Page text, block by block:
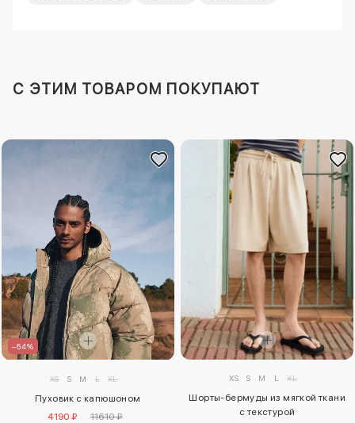
C ЭТИМ ТОВАРОМ ПОКУПАЮТ
–64%
XS S M L XL
Пуховик с капюшоном
4190 ₽
11610 ₽
XS S M L XL
Шорты-бермуды из мягкой ткани
с текстурой